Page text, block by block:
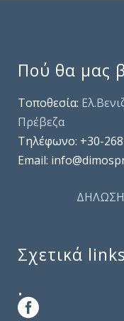
Πού θα μας
Τοποθεσία:
Πρέβεζα
Τηλέφωνo: +30-
Email:
Σχετικά links
.